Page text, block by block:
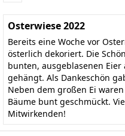
Osterwiese 2022
Bereits eine Woche vor
österlich dekoriert. Die
bunten, ausgeblasenen
gehängt. Als Dankeschön
Neben dem großen Ei
Bäume bunt geschmückt.
Mitwirkenden!